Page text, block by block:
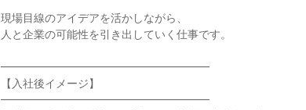
現場目線のアイデアを活かしながら、
人と企業の可能性を引き出していく仕事です。
━━━━━━━━━━━━━━━━━━━
【入社後イメージ】
━━━━━━━━━━━━━━━━━━━